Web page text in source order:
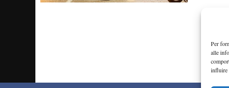
Per
alle
influire